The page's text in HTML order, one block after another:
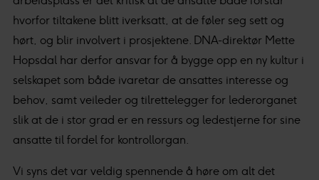
hvorfor tiltakene blitt iverksatt, at de føler seg sett og
hørt, og blir involvert i prosjektene. DNA-direktør Mette
Hopsdal har derfor ansvar for å bygge opp en ny kultur i
selskapet som både ivaretar de ansattes interesse og
behov, samt veileder og tilrettelegger for lederorganet
slik at de i stor grad er en ressurs og ledestjerne for sine
ansatte til fordel for kontrollorgan.
Vi syns det var veldig spennende å høre om alt det